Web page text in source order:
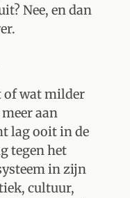
Nee, en dan
of wat milder
aan
lag ooit in de
tegen het
in zijn
cultuur,